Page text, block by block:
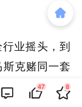
业摇头，到
克赌同一套
47 8